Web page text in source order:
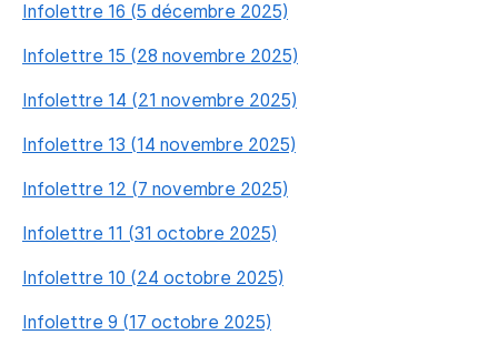
Infolettre 16 (5 décembre 2025)
Infolettre 15 (28 novembre 2025)
Infolettre 14 (21 novembre 2025)
Infolettre 13 (14 novembre 2025)
Infolettre 12 (7 novembre 2025)
Infolettre 11 (31 octobre 2025)
Infolettre 10 (24 octobre 2025)
Infolettre 9 (17 octobre 2025)